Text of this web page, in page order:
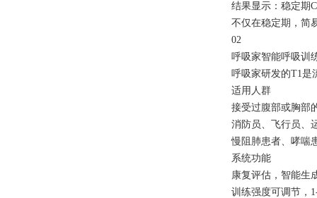
结果显示：稳定期
不仅在稳定期，简
02
呼吸家智能呼吸训
呼吸家研发的T1是
适用人群
接受过腹部或胸部
消防员、飞行员、
慢阻肺患者、哮喘
系统功能
康复评估，智能生
训练强度可调节，